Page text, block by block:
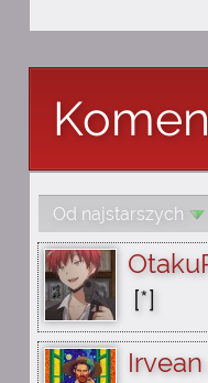
Od najstarszych
[*]
Irvean